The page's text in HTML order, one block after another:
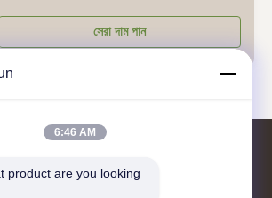
transmission towers, or telecommunications
It is made of galvanized steel, forming a
সেরা দাম পান
সাথে যোগাযোগ
6:46 AM
product are you looking